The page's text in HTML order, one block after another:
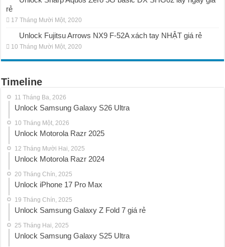
rẻ
17 Tháng Mười Một, 2020
Unlock Fujitsu Arrows NX9 F-52A xách tay NHẬT giá rẻ
10 Tháng Mười Một, 2020
Timeline
11 Tháng Ba, 2026
Unlock Samsung Galaxy S26 Ultra
10 Tháng Một, 2026
Unlock Motorola Razr 2025
12 Tháng Mười Hai, 2025
Unlock Motorola Razr 2024
20 Tháng Chín, 2025
Unlock iPhone 17 Pro Max
19 Tháng Chín, 2025
Unlock Samsung Galaxy Z Fold 7 giá rẻ
25 Tháng Hai, 2025
Unlock Samsung Galaxy S25 Ultra